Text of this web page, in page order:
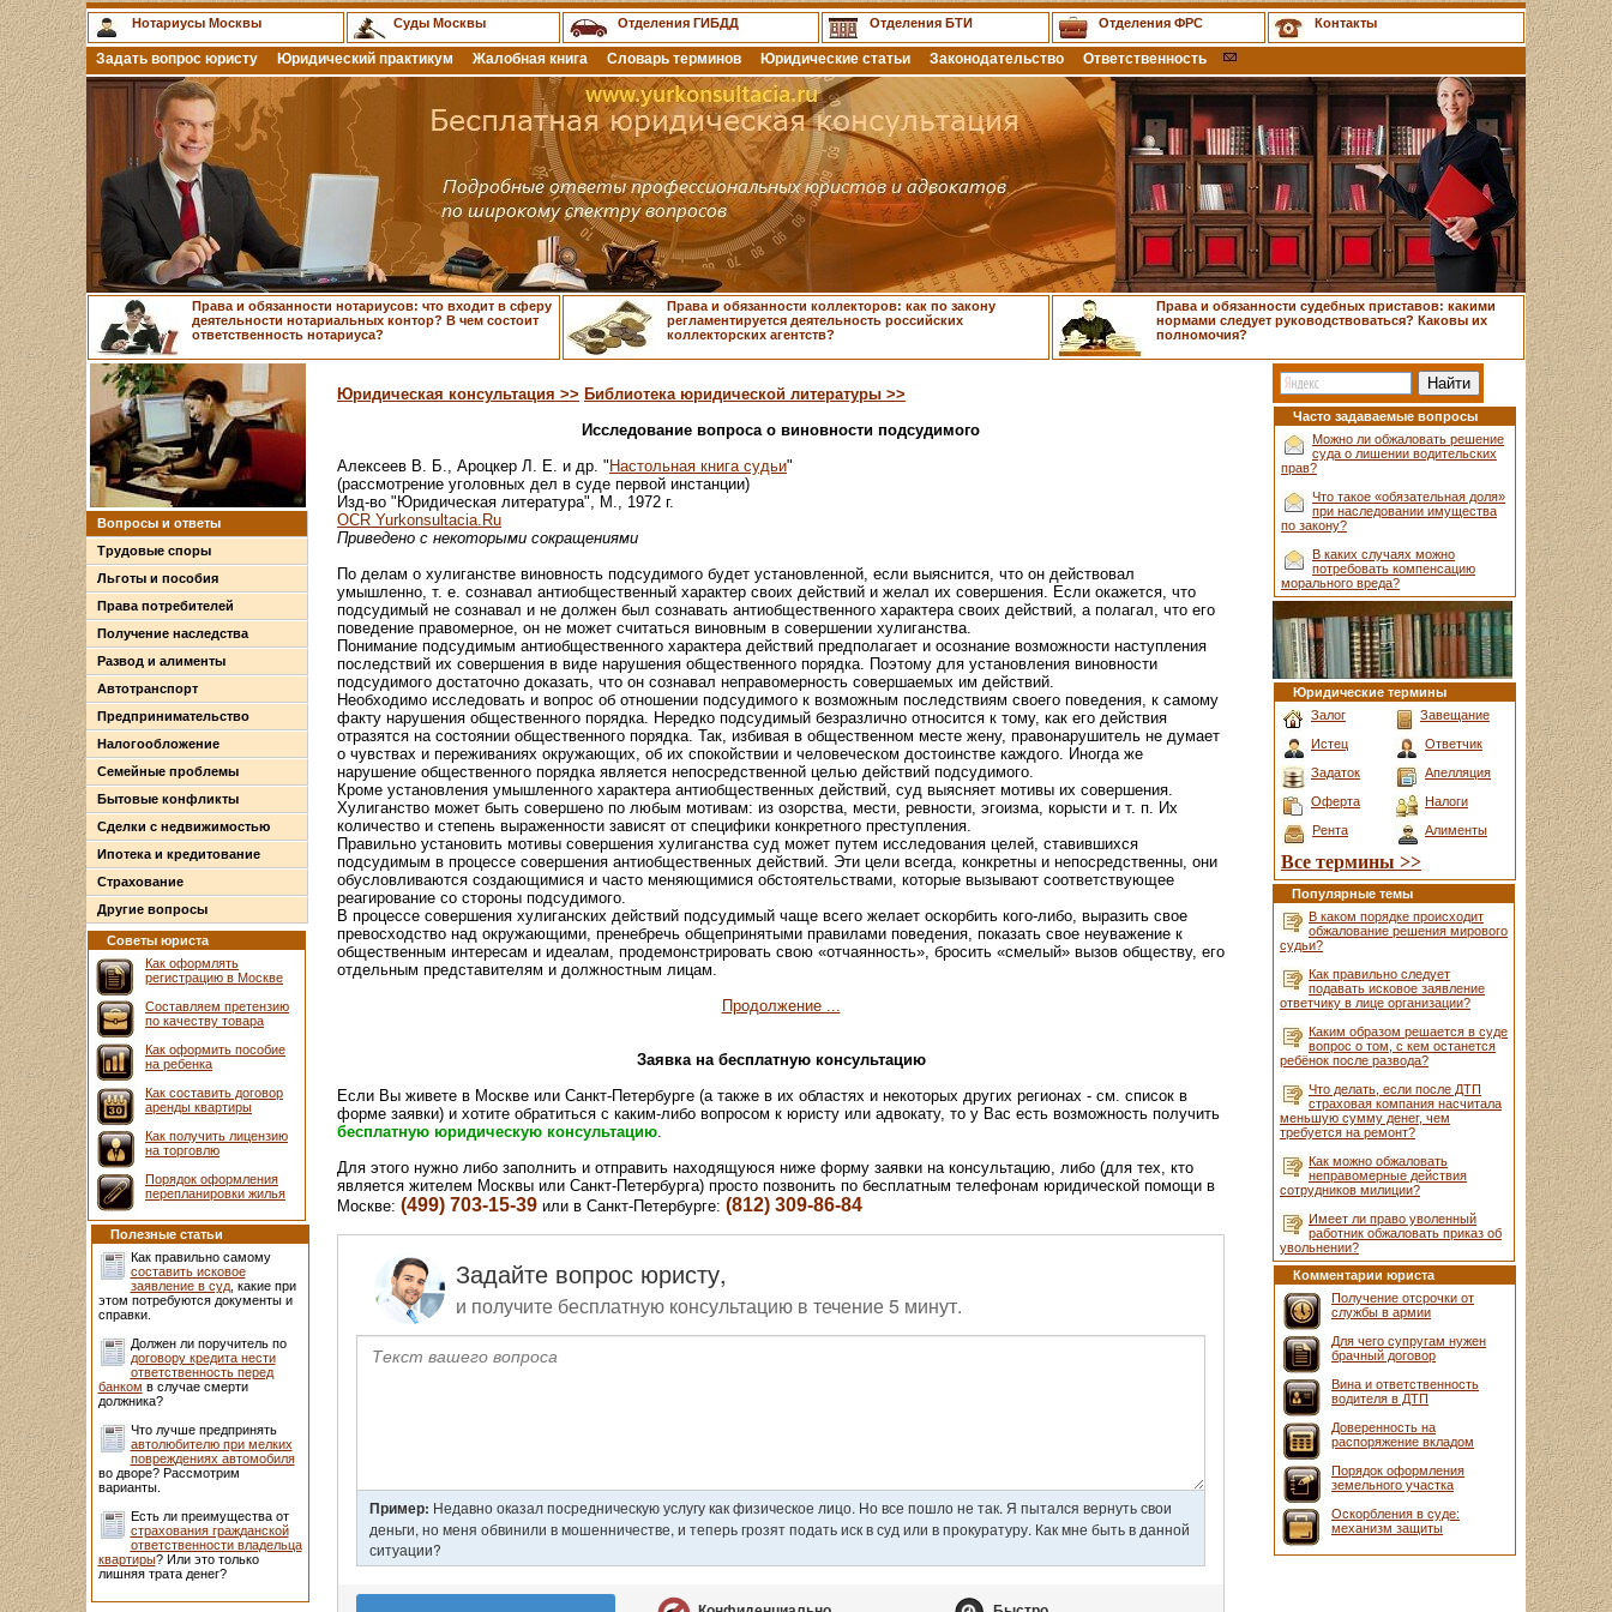
Нотариусы Москвы Суды Москвы Отделения ГИБДД Отделения БТИ Отделения ФРС Контакты
Задать вопрос юристу Юридический практикум Жалобная книга Словарь терминов Юридические статьи Законодательство Ответственность
Права и обязанности нотариусов: что входит в сферу
деятельности нотариальных контор? В чем состоит
ответственность нотариуса?
Права и обязанности коллекторов: как по закону
регламентируется деятельность российских
коллекторских агентств?
Права и обязанности судебных приставов: какими
нормами следует руководствоваться? Каковы их
полномочия?
Вопросы и ответы
Трудовые споры
Льготы и пособия
Права потребителей
Получение наследства
Развод и алименты
Автотранспорт
Предпринимательство
Налогообложение
Семейные проблемы
Бытовые конфликты
Сделки с недвижимостью
Ипотека и кредитование
Страхование
Другие вопросы
Советы юриста
Как оформлять
регистрацию в Москве
Составляем претензию
по качеству товара
Как оформить пособие
на ребенка
Как составить договор
аренды квартиры
Как получить лицензию
на торговлю
Порядок оформления
перепланировки жилья
Полезные статьи
Как правильно самому
составить исковое
заявление в суд, какие при
этом потребуются документы и
справки.
Должен ли поручитель по
договору кредита нести
ответственность перед
банком в случае смерти
должника?
Что лучше предпринять
автолюбителю при мелких
повреждениях автомобиля
во дворе? Рассмотрим
варианты.
Есть ли преимущества от
страхования гражданской
ответственности владельца
квартиры? Или это только
лишняя трата денег?
Юридическая консультация >> Библиотека юридической литературы >>
Исследование вопроса о виновности подсудимого
Алексеев В. Б., Ароцкер Л. Е. и др. " Настольная книга судьи"
(рассмотрение уголовных дел в суде первой инстанции)
Изд-во "Юридическая литература", М., 1972 г.
OCR Yurkonsultacia.Ru
Приведено с некоторыми сокращениями
По делам о хулиганстве виновность подсудимого будет установленной, если выяснится, что он действовал
умышленно, т. е. сознавал антиобщественный характер своих действий и желал их совершения. Если окажется, что
подсудимый не сознавал и не должен был сознавать антиобщественного характера своих действий, а полагал, что его
поведение правомерное, он не может считаться виновным в совершении хулиганства.
Понимание подсудимым антиобщественного характера действий предполагает и осознание возможности наступления
последствий их совершения в виде нарушения общественного порядка. Поэтому для установления виновности
подсудимого достаточно доказать, что он сознавал неправомерность совершаемых им действий.
Необходимо исследовать и вопрос об отношении подсудимого к возможным последствиям своего поведения, к самому
факту нарушения общественного порядка. Нередко подсудимый безразлично относится к тому, как его действия
отразятся на состоянии общественного порядка. Так, избивая в общественном месте жену, правонарушитель не думает
о чувствах и переживаниях окружающих, об их спокойствии и человеческом достоинстве каждого. Иногда же
нарушение общественного порядка является непосредственной целью действий подсудимого.
Кроме установления умышленного характера антиобщественных действий, суд выясняет мотивы их совершения.
Хулиганство может быть совершено по любым мотивам: из озорства, мести, ревности, эгоизма, корысти и т. п. Их
количество и степень выраженности зависят от специфики конкретного преступления.
Правильно установить мотивы совершения хулиганства суд может путем исследования целей, ставившихся
подсудимым в процессе совершения антиобщественных действий. Эти цели всегда, конкретны и непосредственны, они
обусловливаются создающимися и часто меняющимися обстоятельствами, которые вызывают соответствующее
реагирование со стороны подсудимого.
В процессе совершения хулиганских действий подсудимый чаще всего желает оскорбить кого-либо, выразить свое
превосходство над окружающими, пренебречь общепринятыми правилами поведения, показать свое неуважение к
общественным интересам и идеалам, продемонстрировать свою «отчаянность», бросить «смелый» вызов обществу, его
отдельным представителям и должностным лицам.
Продолжение ...
Заявка на бесплатную консультацию
Если Вы живете в Москве или Санкт-Петербурге (а также в их областях и некоторых других регионах - см. список в
форме заявки) и хотите обратиться с каким-либо вопросом к юристу или адвокату, то у Вас есть возможность получить
бесплатную юридическую консультацию.
Для этого нужно либо заполнить и отправить находящуюся ниже форму заявки на консультацию, либо (для тех, кто
является жителем Москвы или Санкт-Петербурга) просто позвонить по бесплатным телефонам юридической помощи в
Москве: (499) 703-15-39 или в Санкт-Петербурге: (812) 309-86-84
Часто задаваемые вопросы
Можно ли обжаловать решение
суда о лишении водительских
прав?
Что такое «обязательная доля»
при наследовании имущества
по закону?
В каких случаях можно
потребовать компенсацию
морального вреда?
Юридические термины
Залог
Истец
Задаток
Оферта
Рента
Завещание
Ответчик
Апелляция
Налоги
Алименты
Все термины >>
Популярные темы
В каком порядке происходит
обжалование решения мирового
судьи?
Как правильно следует
подавать исковое заявление
ответчику в лице организации?
Каким образом решается в суде
вопрос о том, с кем останется
ребёнок после развода?
Что делать, если после ДТП
страховая компания насчитала
меньшую сумму денег, чем
требуется на ремонт?
Как можно обжаловать
неправомерные действия
сотрудников милиции?
Имеет ли право уволенный
работник обжаловать приказ об
увольнении?
Комментарии юриста
Получение отсрочки от
службы в армии
Для чего супругам нужен
брачный договор
Вина и ответственность
водителя в ДТП
Доверенность на
распоряжение вкладом
Порядок оформления
земельного участка
Оскорбления в суде:
механизм защиты